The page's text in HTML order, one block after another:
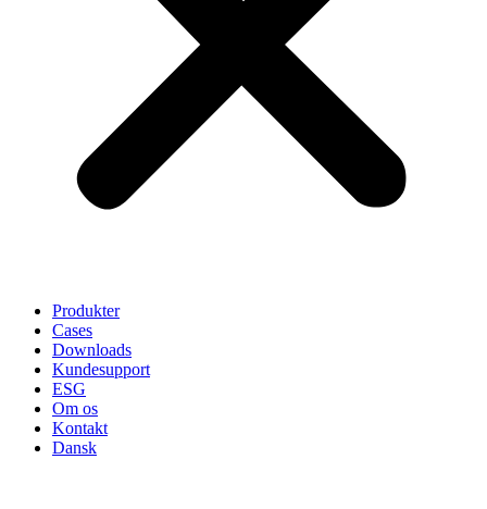
Produkter
Cases
Downloads
Kundesupport
ESG
Om os
Kontakt
Dansk